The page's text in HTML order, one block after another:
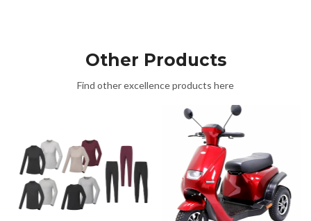
Other Products
Find other excellence products here